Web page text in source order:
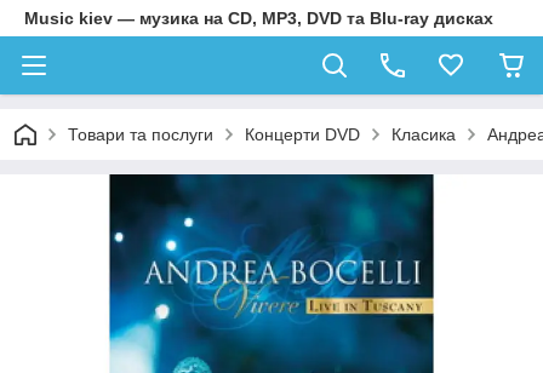
Music kiev — музика на CD, MP3, DVD та Blu-ray дисках
Товари та послуги Концерти DVD Класика